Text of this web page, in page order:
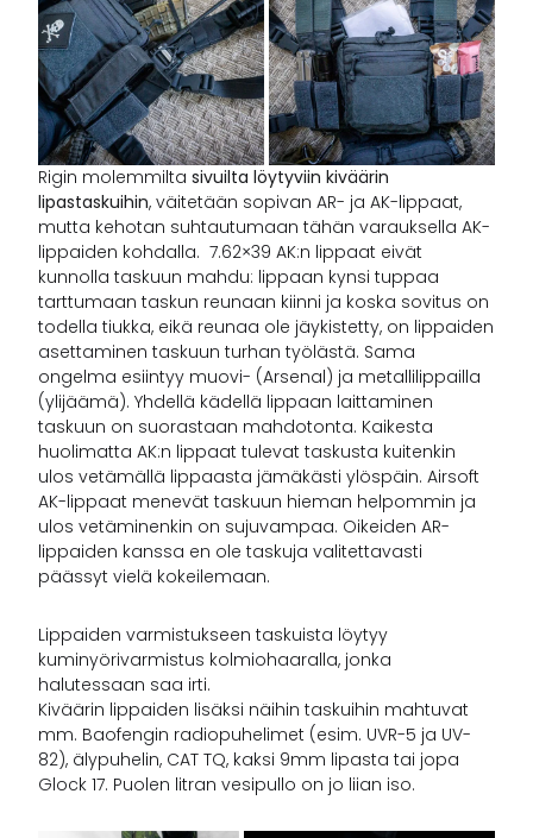
Rigin molemmilta sivuilta löytyviin kiväärin
lipastaskuihin, väitetään sopivan AR- ja AK-lippaat,
mutta kehotan suhtautumaan tähän varauksella AK-
lippaiden kohdalla. 7.62×39 AK:n lippaat eivät
kunnolla taskuun mahdu: lippaan kynsi tuppaa
tarttumaan taskun reunaan kiinni ja koska sovitus on
todella tiukka, eikä reunaa ole jäykistetty, on lippaiden
asettaminen taskuun turhan työlästä. Sama
ongelma esiintyy muovi- (Arsenal) ja metallilippailla
(ylijäämä). Yhdellä kädellä lippaan laittaminen
taskuun on suorastaan mahdotonta. Kaikesta
huolimatta AK:n lippaat tulevat taskusta kuitenkin
ulos vetämällä lippaasta jämäkästi ylöspäin. Airsoft
AK-lippaat menevät taskuun hieman helpommin ja
ulos vetäminenkin on sujuvampaa. Oikeiden AR-
lippaiden kanssa en ole taskuja valitettavasti
päässyt vielä kokeilemaan.
Lippaiden varmistukseen taskuista löytyy
kuminyörivarmistus kolmiohaaralla, jonka
halutessaan saa irti.
Kiväärin lippaiden lisäksi näihin taskuihin mahtuvat
mm. Baofengin radiopuhelimet (esim. UVR-5 ja UV-
82), älypuhelin, CAT TQ, kaksi 9mm lipasta tai jopa
Glock 17. Puolen litran vesipullo on jo liian iso.